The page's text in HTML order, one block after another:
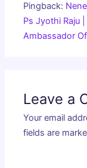
Pingback:
Ps Jyothi Raju
Ambassador
Leave a
Your email
fields are